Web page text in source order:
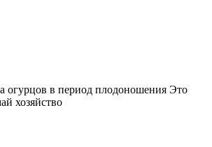
огурцов в период плодоношения Это
хозяйство